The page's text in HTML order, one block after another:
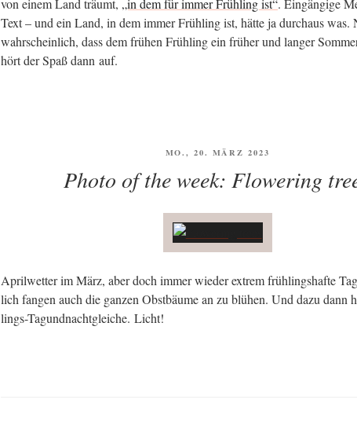
von einem Land träumt, „in dem für immer Früh­ling ist“. Ein­gän­gi­ge
Text – und ein Land, in dem immer Früh­ling ist, hät­te ja durch­aus was.
wahr­schein­lich, dass dem frü­hen Früh­ling ein frü­her und lan­ger
hört der Spaß dann auf.
VERÖFFENTLICHT
MO., 20. MÄRZ 2023
Photo of the week: Flowering
April­wet­ter im März, aber doch immer wie­der extrem früh­lings­haf­te
lich fan­gen auch die gan­zen Obst­bäu­me an zu blü­hen. Und dazu dann
lings-Tag­und­nacht­glei­che. Licht!